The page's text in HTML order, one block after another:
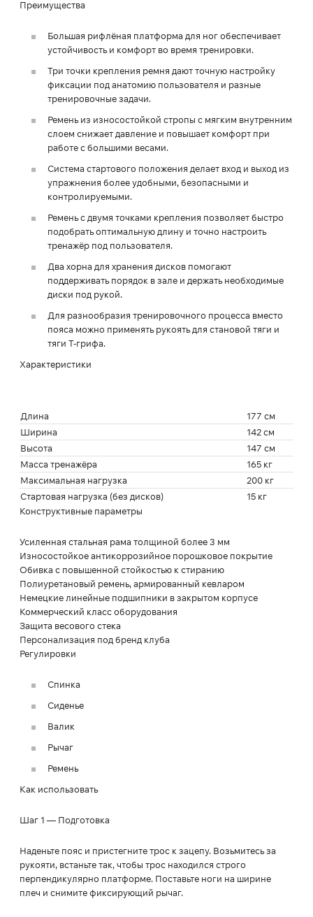
Преимущества
Большая рифлёная платформа для ног обеспечивает
устойчивость и комфорт во время тренировки.
Три точки крепления ремня дают точную настройку
фиксации под анатомию пользователя и разные
тренировочные задачи.
Ремень из износостойкой стропы с мягким внутренним
слоем снижает давление и повышает комфорт при
работе с большими весами.
Система стартового положения делает вход и выход из
упражнения более удобными, безопасными и
контролируемыми.
Ремень с двумя точками крепления позволяет быстро
подобрать оптимальную длину и точно настроить
тренажёр под пользователя.
Два хорна для хранения дисков помогают
поддерживать порядок в зале и держать необходимые
диски под рукой.
Для разнообразия тренировочного процесса вместо
пояса можно применять рукоять для становой тяги и
тяги Т-грифа.
Характеристики
Длина
177 см
Ширина
142 см
Высота
147 см
Масса тренажёра
165 кг
Максимальная нагрузка
200 кг
Стартовая нагрузка (без дисков)
15 кг
Конструктивные параметры
Усиленная стальная рама толщиной более 3 мм
Износостойкое антикоррозийное порошковое покрытие
Обивка с повышенной стойкостью к стиранию
Полиуретановый ремень, армированный кевларом
Немецкие линейные подшипники в закрытом корпусе
Коммерческий класс оборудования
Защита весового стека
Персонализация под бренд клуба
Регулировки
Спинка
Сиденье
Валик
Рычаг
Ремень
Как использовать
Шаг 1 — Подготовка
Наденьте пояс и пристегните трос к зацепу. Возьмитесь за
рукояти, встаньте так, чтобы трос находился строго
перпендикулярно платформе. Поставьте ноги на ширине
плеч и снимите фиксирующий рычаг.